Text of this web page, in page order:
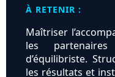
À RETENIR :
Maîtriser
les
d’équilibriste.
les résultats et